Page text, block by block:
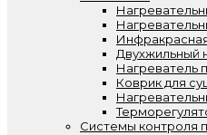
Двухжильный
Нагреватель
Коврик для
Системы контроля